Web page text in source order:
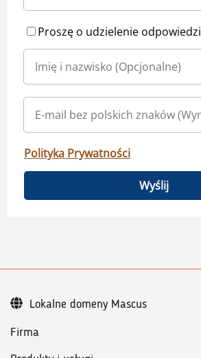
Proszę o udzielenie odpowiedzi
Polityka Prywatności
Wyślij
Firma
Lokalne domeny Mascus